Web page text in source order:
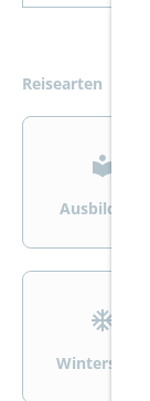
Reisearten
>
Ausbildung
>
Wintersport